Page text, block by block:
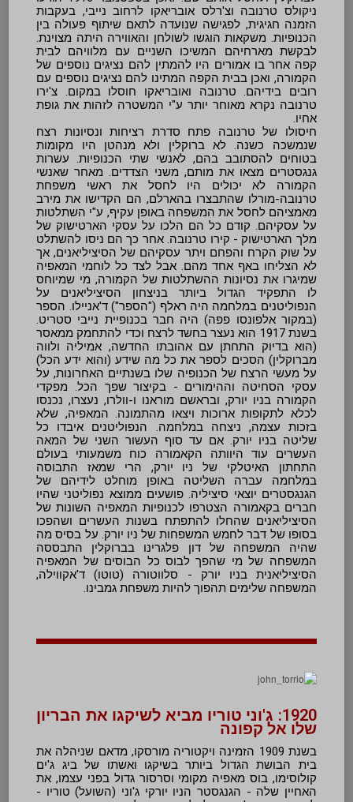
ניקולס טרנובה וצ'רלס אובריאקו לרחוב נייבי, בעקבות
הזמנה חגיגית, לפגישה שנועדה לתאם שיתוף פעולה בין
הכנופיות. משקאות הוגשו לשולחן והאווירה היתה מצוינת.
לבקשת מארחיהם המשיכו השניים עם מלוויהם לבית
קפה אחר בו אמורים היו להמתין להם נציגים נוספים של
הקמורה, ואכן בבית הקפה המתינו להם נציגים נוספים עם
רובים בידיהם. טרנובה ואובריאקו חוסלו במקום. צ'ירו
טרנובה נקרא מאוחר יותר ע"י המשטרה לזהות את גופת
אחיו.
חיסולו של טרנובה פתח סדרת רציחות ונסיונות רצח
שנמשכה כשנה. לא ברוקלין ולא מנהטן היו מקומות
בטוחים להסתובב בהם, לאנשי שתי הכנופיות. עשרות
גנגסטרים מצאו את מותם, משני הצדדים. מאחר שאנשי
הקמורה לא יכולים היו לחסל את ראשי משפחת
טרנובה-מורלו שהתבצרו בהארלם, הם הקדישו את מירב
מאמציהם לחסל את המשפחה באופן עקיף, ע"י השתלטות
על עסקיהם. קודם כל הם הלכו על עסקי הארטישוק של
מלך הארטישוק - קירו טרנובה. אחר כך הם ניסו להשתלט
על שוק הקרח והפחם ויתר עסקיהם של הסיציליאנים, אך
לא הצליחו באף אחד מהם. אבל לצד כל לוחמי המאפיה
שמיגרו את נסיונות ההשתלטות של הקמורה, מי שמיוחס
לו התפקיד הגדול ביותר בניצחון הסיציליאנים על
הנפוליטנים במלחמה היה ראלף ("הספר") ד'אניילו. הספר
(במקור אלפונסו פפה) היה חבר בכנופיית נייבי סטריט.
בשנת 1917 הוא נעצר בחשד לרצח וכדי להתחמק ממאסר
(הוא בדיוק התחתן עם אהובתו החדשה, אמיליה ולווה
מברוקלין) הסכים לספר את כל מה שידע (והוא ידע הכל)
על מעשי הרצח של הכנופיה שלו בשנתיים האחרונות, על
עסקי הסחיטה וההימורים - בקיצור שפך הכל. מפקדי
הקמורה בניו יורק, ובראשם מוראנו ו-וולרו, נעצרו, נכנסו
לכלא לתקופות ארוכות ויצאו מהתמונה. המאפיה, שלא
בזכות עצמה, ניצחה במלחמה. הנפוליטנים איבדו כל
שליטה בניו יורק. אם עד סוף העשור השני של המאה
העשרים עוד היוותה הקאמורה כוח משמעותי בעולם
התחתון האיטלקי של ניו יורק, הרי שמאז התבוסה
במלחמה עברה השליטה באופן מוחלט לידיהם של
הגנגסטרים יוצאי סיציליה. פושעים ממוצא נפוליטני שהיו
חברים בקאמורה הצטרפו לכנופיות המאפיה השונות של
הסיציליאנים שהחלו להתפתח בשנות העשרים ושהפכו
בסופו של דבר לחמש המשפחות של ניו יורק. על בסיס מה
שהיה המשפחה של דון פלגרינו בברוקלין התבססה
המשפחה של מי שהפך לבוס כל הבוסים של המאפיה
הסיציליאנית בניו יורק - סלווטורה (טוטו) ד'אקווילה,
המשפחה שלימים תהפוך להיות משפחת גמבינו.
1920: ג'וני טוריו מביא לשיקגו את הבריון
שלו אל קפונה
בשנת 1909 הזמינה ויקטוריה מורסקו, מדאם שניהלה את
בית הבושת הגדול ביותר בשיקגו ואשתו של ביג ג'ים
קולוסימו, בוס מאפיה מקומי וסרסור גדול בפני עצמו, את
האחיין שלה - הגנגסטר הניו יורקי ג'וני (השועל) טוריו -